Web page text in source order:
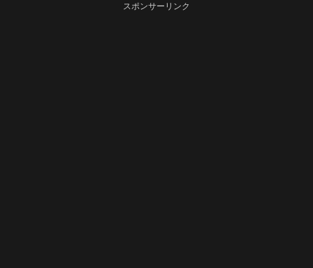
スポンサーリンク